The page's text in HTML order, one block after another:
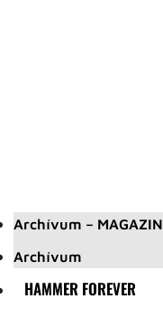
Archívum – MAGAZIN
Archívum
HAMMER FOREVER